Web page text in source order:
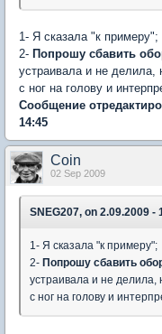
1- Я сказала "к примеру";
2- Попрошу сбавить
устраивала и не делила,
с ног на голову и
Сообщение
14:45
Coin
02 Sep 2009
SNEG207, on 2.09.2009 -
1- Я сказала "к примеру";
2- Попрошу сбавить
устраивала и не делила,
с ног на голову и